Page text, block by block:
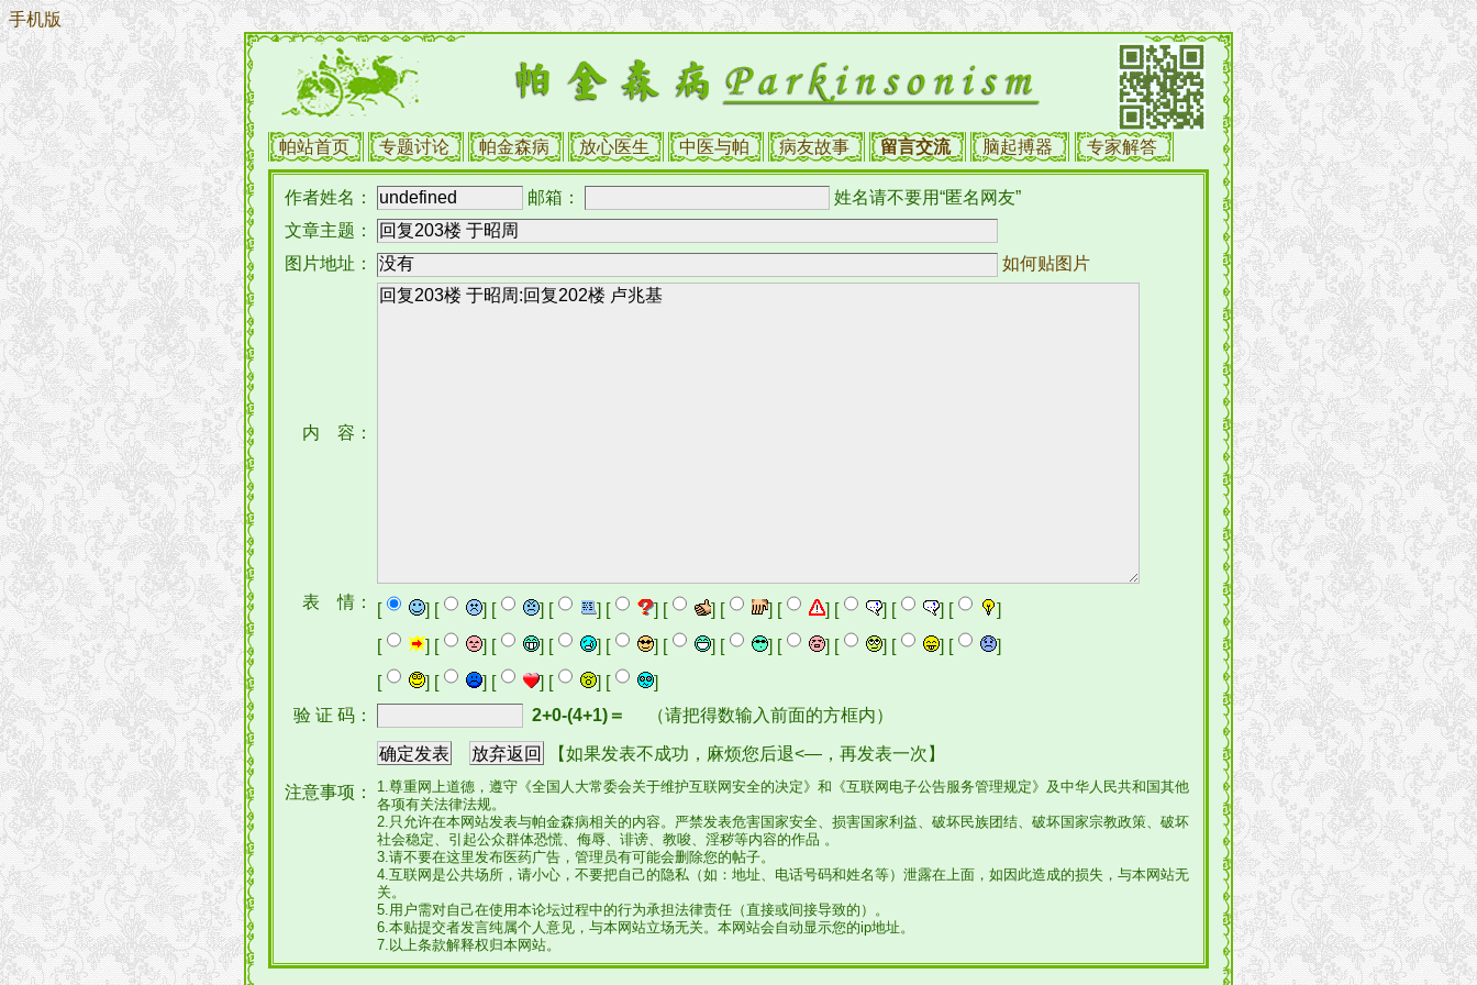
手机版
帕站首页 专题讨论 帕金森病 放心医生 中医与帕 病友故事 留言交流 脑起搏器 专家解答
作者姓名： 邮箱：
姓名请不要用“匿名网友”
文章主题：
图片地址：
如何贴图片
内 容：
表 情： [ ] [ ] [ ] [ ] [ ] [ ] [ ] [ ] [ ] [ ] [
]
[
] [ ] [ ] [ ] [ ] [ ] [ ] [ ] [ ] [ ] [
]
[
] [ ] [ ] [ ] [
]
验 证 码：
2+0-(4+1)＝ （请把得数输入前面的方框内）
【如果发表不成功，麻烦您后退<—，再发表一次】
注意事项：
1.尊重网上道德，遵守《全国人大常委会关于维护互联网安全的决定》和《互联网电子公告服务管理规定》及中华人民共和国其他
各项有关法律法规。
2.只允许在本网站发表与帕金森病相关的内容。严禁发表危害国家安全、损害国家利益、破坏民族团结、破坏国家宗教政策、破坏
社会稳定、引起公众群体恐慌、侮辱、诽谤、教唆、淫秽等内容的作品 。
3.请不要在这里发布医药广告，管理员有可能会删除您的帖子。
4.互联网是公共场所，请小心，不要把自己的隐私（如：地址、电话号码和姓名等）泄露在上面，如因此造成的损失，与本网站无
关。
5.用户需对自己在使用本论坛过程中的行为承担法律责任（直接或间接导致的）。
6.本贴提交者发言纯属个人意见，与本网站立场无关。本网站会自动显示您的ip地址。
7.以上条款解释权归本网站。